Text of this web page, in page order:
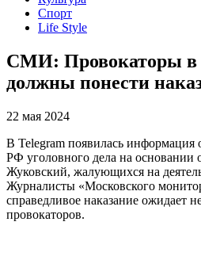
Спорт
Life Style
СМИ: Провокаторы в
должны понести
22 мая 2024
В Telegram появилась
РФ уголовного дела на основании
Жуковский, жалующихся на
Журналисты «Московского
справедливое наказание ожидает
провокаторов.